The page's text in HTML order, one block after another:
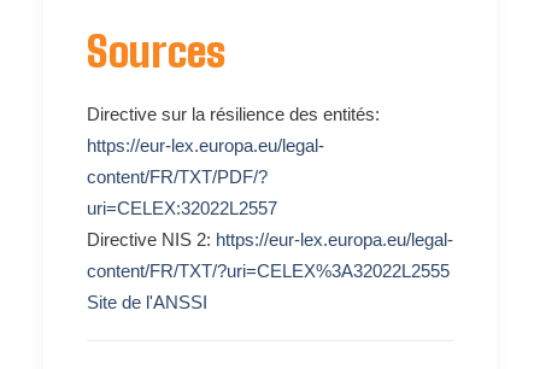
Sources
Directive sur la résilience des entités:
https://eur-lex.europa.eu/legal-
content/FR/TXT/PDF/?
uri=CELEX:32022L2557
Directive NIS 2: https://eur-lex.europa.eu/legal-
content/FR/TXT/?uri=CELEX%3A32022L2555
Site de l'ANSSI